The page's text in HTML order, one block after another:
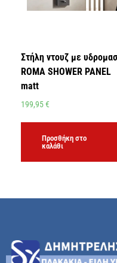
Στήλη ντουζ με
ROMA SHOWER PANEL
matt
199,95€
Προσθήκη στο
καλάθι